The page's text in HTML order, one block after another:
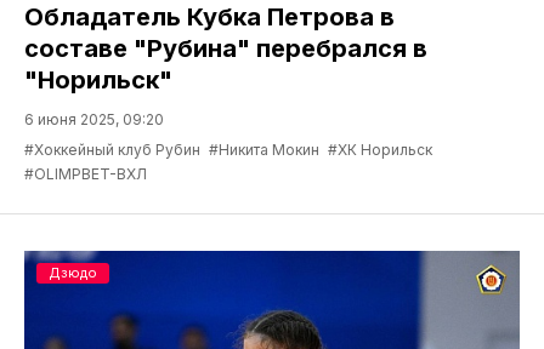
Обладатель Кубка Петрова в
составе "Рубина" перебрался в
"Норильск"
6 июня 2025, 09:20
#Хоккейный клуб Рубин #Никита Мокин #ХК Норильск
#OLIMPBET-ВХЛ
Дзюдо